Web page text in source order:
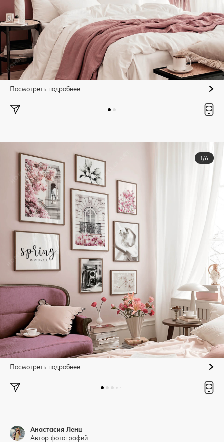
Посмотреть подробнее
1/6
Посмотреть подробнее
Анастасия Ленц
Автор фотографий